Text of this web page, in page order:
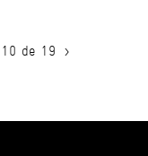
de 19 >